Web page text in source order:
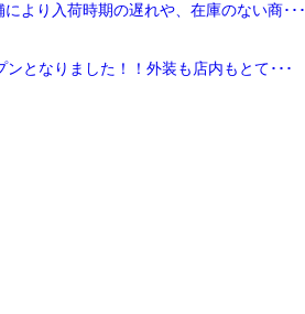
り入荷時期の遅れや、在庫のない商･･･
なりました！！外装も店内もとて･･･